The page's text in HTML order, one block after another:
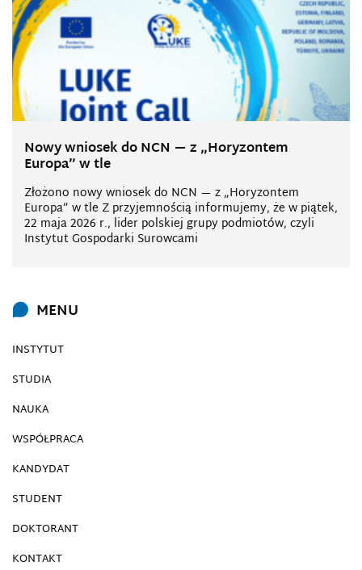
Nowy wniosek do NCN — z „Horyzontem
Europa” w tle
Złożono nowy wniosek do NCN — z „Horyzontem
Europa” w tle Z przyjemnością informujemy, że w piątek,
22 maja 2026 r., lider polskiej grupy podmiotów, czyli
Instytut Gospodarki Surowcami
MENU
INSTYTUT
STUDIA
NAUKA
WSPÓŁPRACA
KANDYDAT
STUDENT
DOKTORANT
KONTAKT